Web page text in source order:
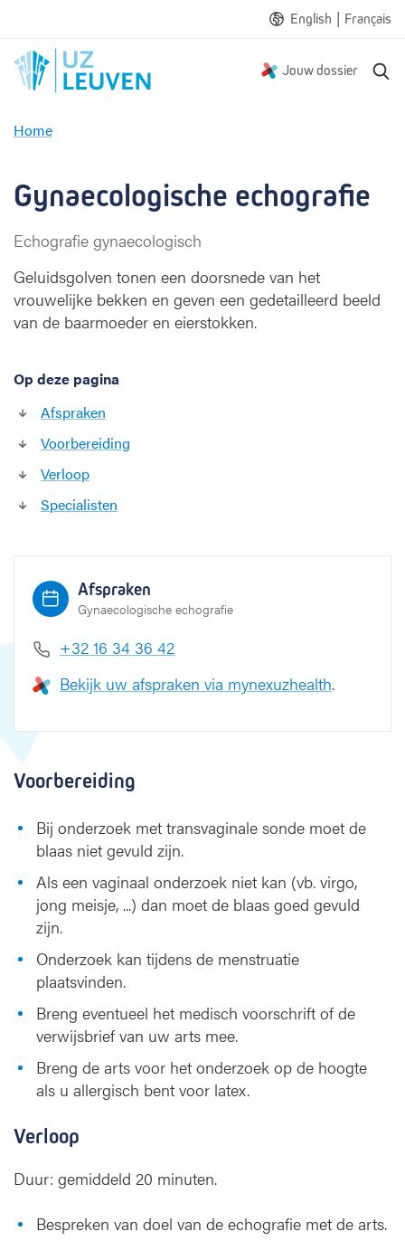
English | Français
Jouw dossier
Home
a
c
l
o
g
c
e
e
h
o
f
i
e
Gynaecologische echografie
Echografie gynaecologisch
Geluidsgolven tonen een doorsnede van het
vrouwelijke bekken en geven een gedetailleerd beeld
van de baarmoeder en eierstokken.
Op deze pagina
Afspraken
Voorbereiding
Verloop
Specialisten
Afspraken
Gynaecologische echografie
+32 16 34 36 42
Bekijk uw afspraken via mynexuzhealth.
Voorbereiding
Bij onderzoek met transvaginale sonde moet de
blaas niet gevuld zijn.
Als een vaginaal onderzoek niet kan (vb. virgo,
jong meisje, ...) dan moet de blaas goed gevuld
zijn.
Onderzoek kan tijdens de menstruatie
plaatsvinden.
Breng eventueel het medisch voorschrift of de
verwijsbrief van uw arts mee.
Breng de arts voor het onderzoek op de hoogte
als u allergisch bent voor latex.
Verloop
Duur: gemiddeld 20 minuten.
Bespreken van doel van de echografie met de arts.